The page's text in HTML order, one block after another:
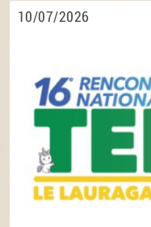
10/07/2026